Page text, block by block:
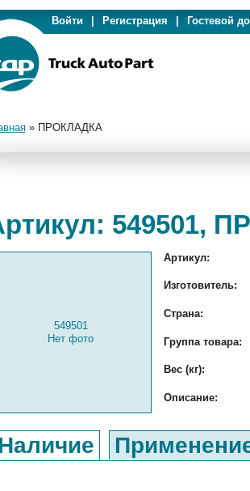
Войти Регистрация Гостевой
» ПРОКЛАДКА
549501,
549501
Нет фото
Артикул:
Изготовитель:
Страна:
Группа товара:
Вес (кг):
Описание: